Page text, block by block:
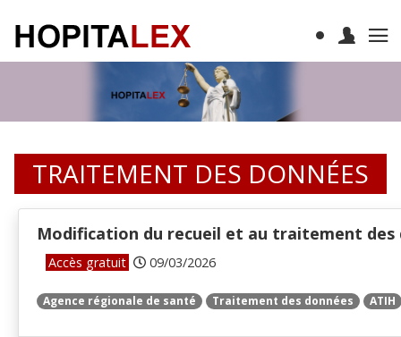
TRAITEMENT DES DONNÉES
Modification du recueil et au traitement des
Accès gratuit 09/03/2026
Agence régionale de santé Traitement des données ATIH